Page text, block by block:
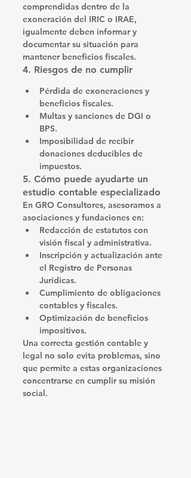
comprendidas dentro de la
exoneración del IRIC o IRAE,
igualmente deben informar y
documentar su situación para
mantener beneficios fiscales.
4. Riesgos de no cumplir
Pérdida de exoneraciones y
beneficios fiscales.
Multas y sanciones de DGI o
BPS.
Imposibilidad de recibir
donaciones deducibles de
impuestos.
5. Cómo puede ayudarte un
estudio contable especializado
En GRO Consultores, asesoramos a
asociaciones y fundaciones en:
Redacción de estatutos con
visión fiscal y administrativa.
Inscripción y actualización ante
el Registro de Personas
Jurídicas.
Cumplimiento de obligaciones
contables y fiscales.
Optimización de beneficios
impositivos.
Una correcta gestión contable y
legal no solo evita problemas, sino
que permite a estas organizaciones
concentrarse en cumplir su misión
social.